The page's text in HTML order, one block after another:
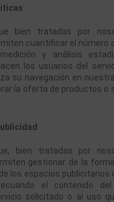
bien tratadas por
cuantificar el número
y análisis
los usuarios del
su navegación en
la oferta de productos o
bien tratadas por
gestionar de la
los espacios publicitarios
el contenido
solicitado o al uso